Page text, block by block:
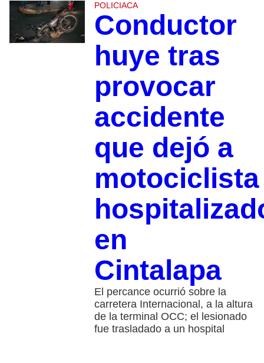
POLICIACA
Conductor
huye tras
provocar
accidente
que dejó a
motociclista
en
Cintalapa
El percance ocurrió sobre la
carretera Internacional, a la altura
de la terminal OCC; el lesionado
fue trasladado a un hospital